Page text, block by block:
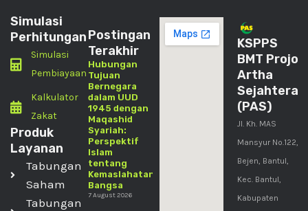
Simulasi
Perhitungan
Simulasi
Pembiayaan
Kalkulator
Zakat
Produk
Layanan
Tabungan
Saham
Tabungan
Postingan
Terakhir
Hubungan
Tujuan
Bernegara
dalam UUD
1945 dengan
Maqashid
Syariah:
Perspektif
Islam
tentang
Kemaslahatan
Bangsa
7 August 2026
KSPPS
BMT Projo
Artha
Sejahtera
(PAS)
Jl. Kh. MAS
Mansyur No.122,
Bejen, Bantul,
Kec. Bantul,
Kabupaten